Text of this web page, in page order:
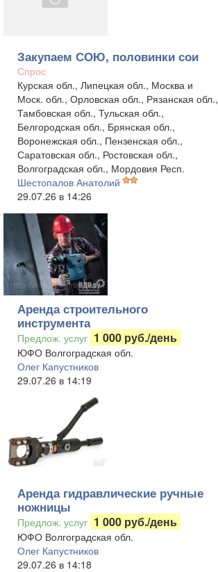
Закупаем СОЮ, половинки сои
Спрос
Курская обл., Липецкая обл., Москва и
Моск. обл., Орловская обл., Рязанская обл.,
Тамбовская обл., Тульская обл.,
Белгородская обл., Брянская обл.,
Воронежская обл., Пензенская обл.,
Саратовская обл., Ростовская обл.,
Волгоградская обл., Мордовия Респ.
Шестопалов Анатолий
29.07.26 в 14:26
Аренда строительного
инструмента
Предлож. услуг 1 000 руб./день
ЮФО Волгоградская обл.
Олег Капустников
29.07.26 в 14:19
Аренда гидравлические ручные
ножницы
Предлож. услуг 1 000 руб./день
ЮФО Волгоградская обл.
Олег Капустников
29.07.26 в 14:18